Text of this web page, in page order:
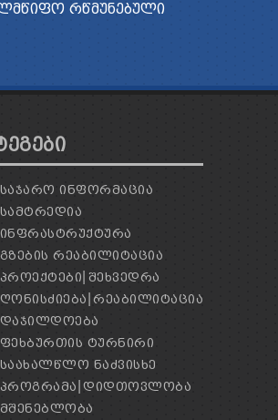
ᲠᲬᲛᲣᲜᲔᲑᲣᲚᲘ
ᲡᲐᲯᲐᲠᲝ ᲘᲜᲤᲝᲠᲛᲐᲪᲘᲐ
ᲡᲐᲛᲢᲠᲔᲓᲘᲐ
ᲘᲜᲤᲠᲐᲡᲢᲠᲣᲥᲢᲣᲠᲐ
ᲒᲖᲔᲑᲘᲡ ᲠᲔᲐᲑᲘᲚᲘᲢᲐᲪᲘᲐ
ᲞᲠᲝᲔᲥᲢᲔᲑᲘ ᲨᲔᲮᲕᲔᲓᲠᲐ
ᲦᲝᲜᲘᲡᲫᲘᲔᲑᲐ ᲠᲔᲐᲑᲘᲚᲘᲢᲐᲪᲘᲐ
ᲓᲐᲯᲘᲚᲓᲝᲔᲑᲐ
ᲤᲔᲮᲑᲣᲠᲗᲘᲡ ᲢᲣᲠᲜᲘᲠᲘ
ᲡᲐᲐᲮᲐᲚᲬᲚᲝ ᲜᲐᲫᲕᲘᲡᲮᲔ
ᲞᲠᲝᲒᲠᲐᲛᲐ ᲓᲘᲓᲗᲝᲕᲚᲝᲑᲐ
ᲛᲨᲔᲜᲔᲑᲚᲝᲑᲐ